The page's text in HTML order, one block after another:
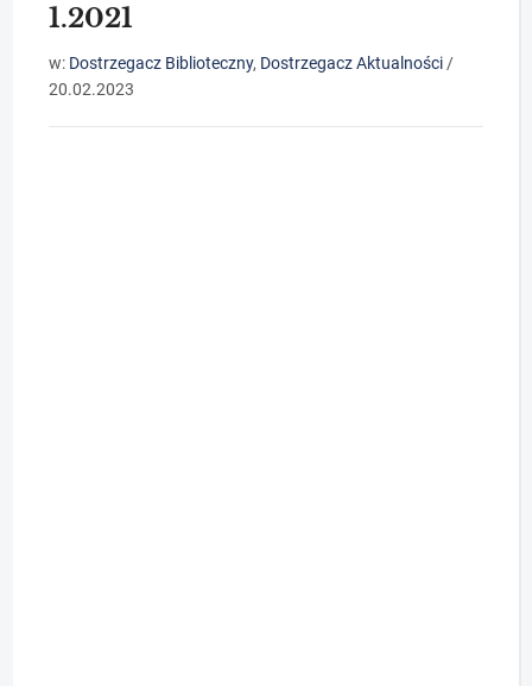
1.2021
w: Dostrzegacz Biblioteczny, Dostrzegacz Aktualności /
20.02.2023